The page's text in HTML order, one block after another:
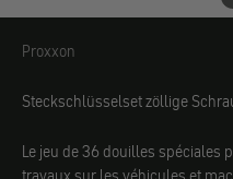
Proxxon
Proxxon
Steckschlüsselset zöllige
Le jeu de 36 douilles spéciales